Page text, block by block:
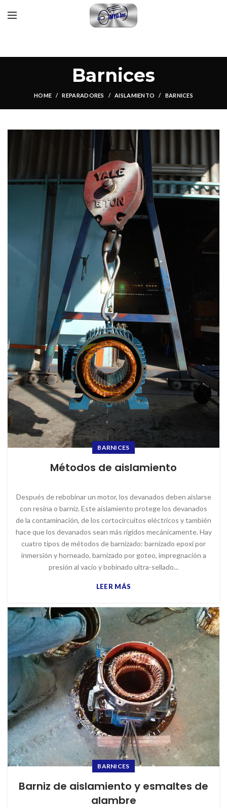
Barnices
HOME REPARADORES AISLAMIENTO BARNICES
BARNICES
Métodos de aislamiento
Después de rebobinar un motor, los devanados deben aislarse
con resina o barniz. Este aislamiento protege los devanados
de la contaminación, de los cortocircuitos eléctricos y también
hace que los devanados sean más rígidos mecánicamente. Hay
cuatro tipos de métodos de barnizado: barnizado epoxi por
inmersión y horneado, barnizado por goteo, impregnación a
presión al vacío y bobinado ultra-sellado...
LEER MÁS
BARNICES
Barniz de aislamiento y esmaltes de
alambre